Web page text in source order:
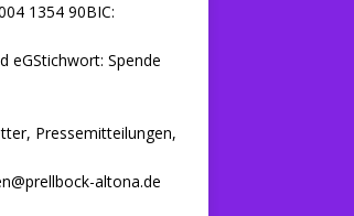
1354 90BIC:
eGStichwort: Spende
Pressemitteilungen,
altona.de